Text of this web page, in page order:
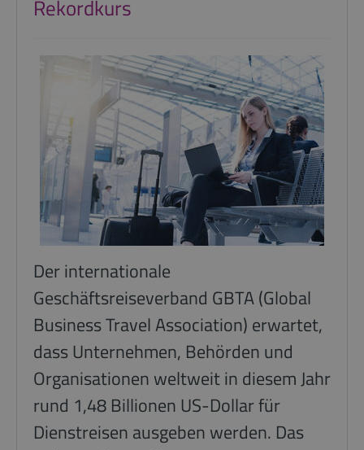
Rekordkurs
Der internationale
Geschäftsreiseverband GBTA (Global
Business Travel Association) erwartet,
dass Unternehmen, Behörden und
Organisationen weltweit in diesem Jahr
rund 1,48 Billionen US-Dollar für
Dienstreisen ausgeben werden. Das